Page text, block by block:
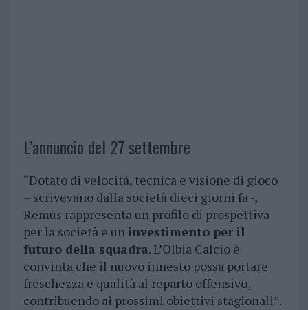
L’annuncio del 27 settembre
“Dotato di velocità, tecnica e visione di gioco
– scrivevano dalla società dieci giorni fa -,
Remus rappresenta un profilo di prospettiva
per la società e uninvestimento per il
futuro della squadra. L’Olbia Calcio è
convinta che il nuovo innesto possa portare
freschezza e qualità al reparto offensivo,
contribuendo ai prossimi obiettivi stagionali”.